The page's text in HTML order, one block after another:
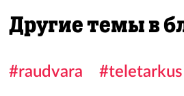
Другие темы в
#raudvara
#teletarkus